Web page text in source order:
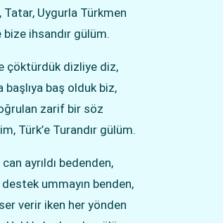
Tatar, Uygurla Türkmen
ihsandır gülüm.
çöktürdük dizliye diz,
başlıya baş olduk biz,
zarif bir söz
Türk’e Turandır gülüm.
can ayrıldı bedenden,
ummayın benden,
verir iken her yönden